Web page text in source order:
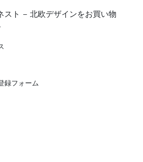
スト - 北欧デザインをお買い物
録フォーム